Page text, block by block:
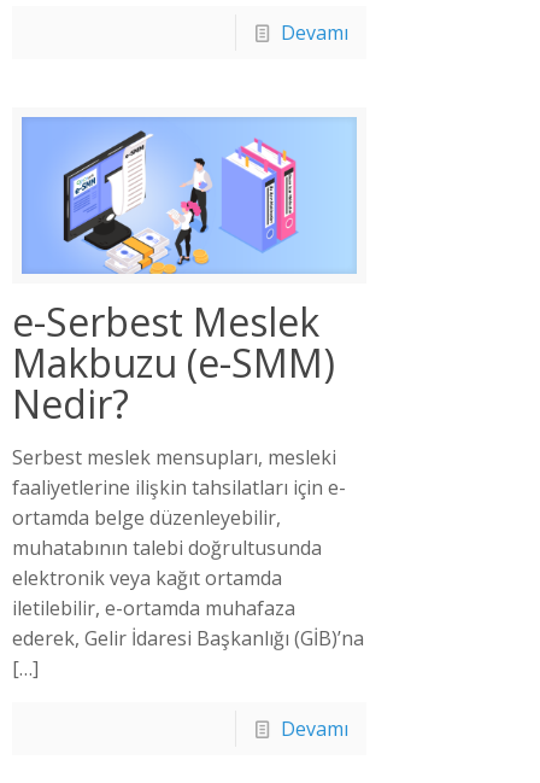
Devamı
e-Serbest Meslek
Makbuzu (e-SMM)
Nedir?
Serbest meslek mensupları, mesleki
faaliyetlerine ilişkin tahsilatları için e-
ortamda belge düzenleyebilir,
muhatabının talebi doğrultusunda
elektronik veya kağıt ortamda
iletilebilir, e-ortamda muhafaza
ederek, Gelir İdaresi Başkanlığı (GİB)’na
[…]
Devamı